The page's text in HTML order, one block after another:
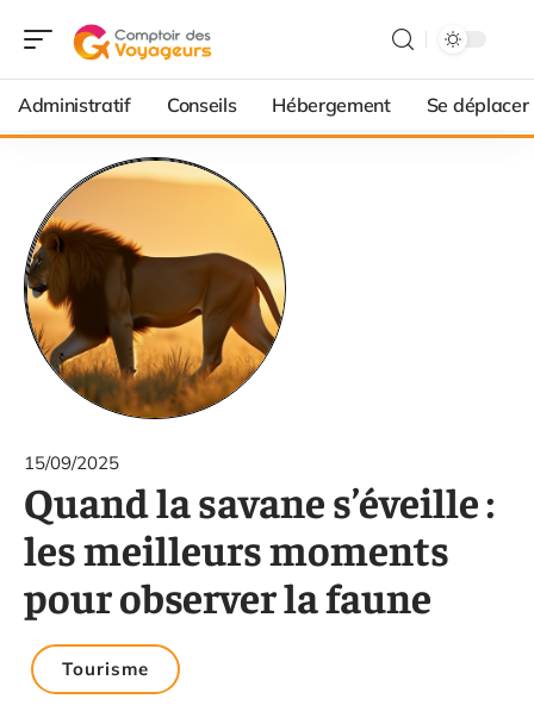
Administratif Conseils Hébergement Se déplacer
15/09/2025
Quand la savane s’éveille :
les meilleurs moments
pour observer la faune
Tourisme